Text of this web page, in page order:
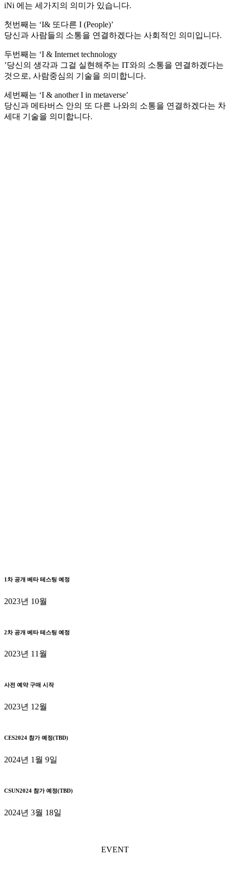
iNi 에는 세가지의 의미가 있습니다.
첫번째는 ‘I& 또다른 I (People)’
당신과 사람들의 소통을 연결하겠다는 사회적인 의미입니다.
두번째는 ‘I & Internet technology
’당신의 생각과 그걸 실현해주는 IT와의 소통을 연결하겠다는
것으로, 사람중심의 기술을 의미합니다.
세번째는 ‘I & another I in metaverse’
당신과 메타버스 안의 또 다른 나와의 소통을 연결하겠다는 차
세대 기술을 의미합니다.
1차 공개 베타 테스팅 예정
2023년 10월
2차 공개 베타 테스팅 예정
2023년 11월
사전 예약 구매 시작
2023년 12월
CES2024 참가 예정(TBD)
2024년 1월 9일
CSUN2024 참가 예정(TBD)
2024년 3월 18일
EVENT